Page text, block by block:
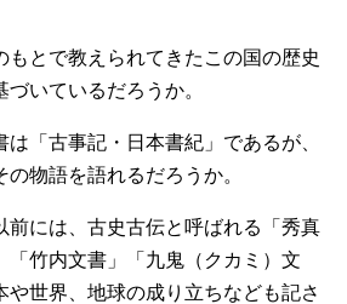
もとで教えられてきたこの国の歴史
いているだろうか。
は「古事記・日本書紀」であるが、
物語を語れるだろうか。
前には、古史古伝と呼ばれる「秀真
「竹内文書」「九鬼（クカミ）文
や世界、地球の成り立ちなども記さ